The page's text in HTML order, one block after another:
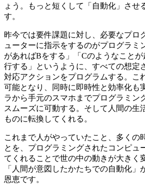
ょう。もっと短くして「自動化」させ
す。
昨今では要件課題に対し、必要なプロ
ューターに指示をするのがプログラミ
があればBをする」「Cのようなこと
行する」というように、すべての想定
対応アクションをプログラムする。こ
可能となり、同時に即時性と効率化も
ラから手元のスマホまでプログラミン
スムーズに可動する。そして人間の生
ものに転換してくれる。
これまで人がやっていたこと、多くの
とを、プログラミングされたコンピュ
てくれることで世の中の動きが大きく
「人間が意図したかたちでの自動化」
恩恵です。